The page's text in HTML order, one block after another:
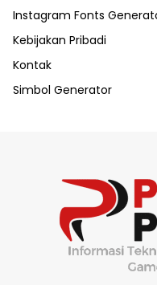
Instagram Fonts
Kebijakan Pribadi
Kontak
Simbol Generator